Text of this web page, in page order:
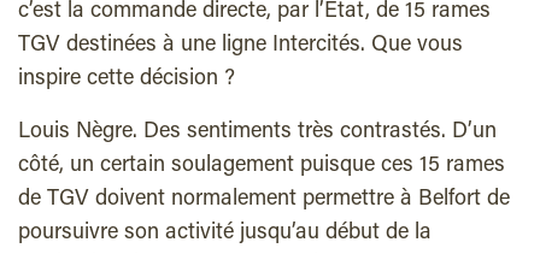
c’est la commande directe, par l’Etat, de 15 rames
TGV destinées à une ligne Intercités. Que vous
inspire cette décision ?
Louis Nègre. Des sentiments très contrastés. D’un
côté, un certain soulagement puisque ces 15 rames
de TGV doivent normalement permettre à Belfort de
poursuivre son activité jusqu’au début de la